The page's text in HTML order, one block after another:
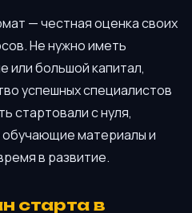
— честная оценка своих
Не нужно иметь
или большой капитал,
успешных специалистов
стартовали с нуля,
материалы и
в развитие.
старта в